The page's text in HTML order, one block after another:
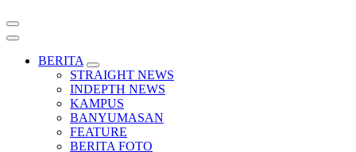
BERITA
STRAIGHT NEWS
INDEPTH NEWS
KAMPUS
BANYUMASAN
FEATURE
BERITA FOTO